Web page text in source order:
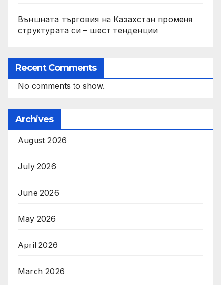
Външната търговия на Казахстан променя
структурата си – шест тенденции
Recent Comments
No comments to show.
Archives
August 2026
July 2026
June 2026
May 2026
April 2026
March 2026